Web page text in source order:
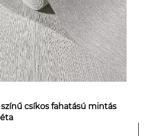
csíkos fahatású mintás